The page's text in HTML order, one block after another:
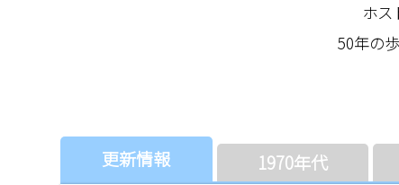
ホス
50年の
更新情報 1970年代